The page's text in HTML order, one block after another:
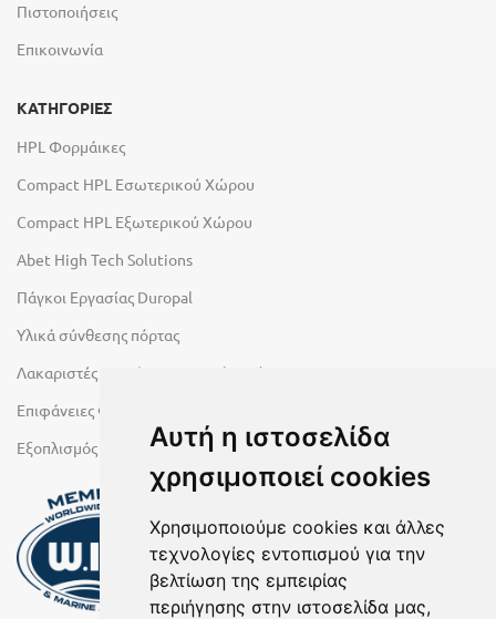
Αυτή η ιστοσελίδα
χρησιμοποιεί cookies
Χρησιμοποιούμε cookies και άλλες
τεχνολογίες εντοπισμού για την
βελτίωση της εμπειρίας
περιήγησης στην ιστοσελίδα μας,
Πιστοποιήσεις
Επικοινωνία
ΚΑΤΗΓΟΡΙΕΣ
HPL Φορμάικες
Compact HPL Εσωτερικού Χώρου
Compact HPL Εξωτερικού Χώρου
Abet High Tech Solutions
Πάγκοι Εργασίας Duropal
Υλικά σύνθεσης πόρτας
Λακαριστές επιφάνειες Primeboard
Επιφάνειες Φυσικών Πετρωμάτων
Εξοπλισμός Υγρών Χώρων